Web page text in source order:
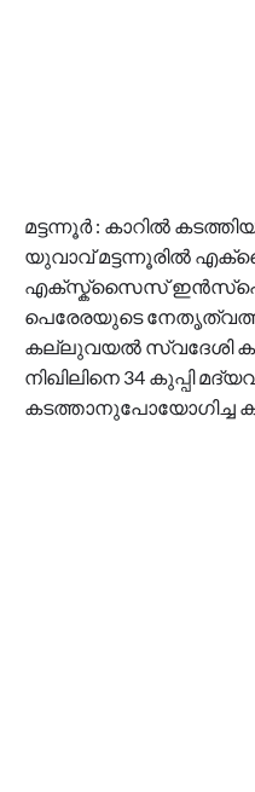
മട്ടന്നൂർ : കാറിൽ
യുവാവ് മട്ടന്നൂരിൽ
എക്സ്ക്സൈസ്
പെരേരയുടെ
കല്ലുവയൽ സ്വദേശി
നിഖിലിനെ 34 കുപ്പി
കടത്താനുപോയോഗിച്ച